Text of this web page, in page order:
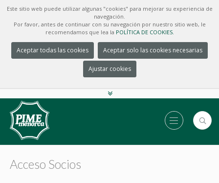
Este sitio web puede utilizar algunas "cookies" para mejorar su experiencia de
navegación.
Por favor, antes de continuar con su navegación por nuestro sitio web, le
recomendamos que lea la POLÍTICA DE COOKIES.
Aceptar todas las cookies Aceptar solo las cookies necesarias
Ajustar cookies
Acceso Socios